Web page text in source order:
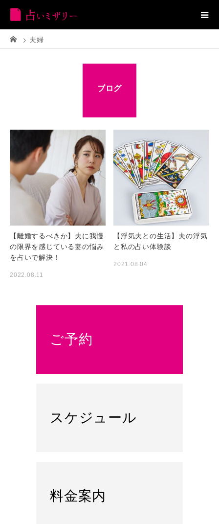
夫婦
ブログ
【離婚するべきか】夫に我慢
の限界を感じている妻の悩み
を占いで解決！
2022.08.11
【浮気夫との生活】夫の浮気
と私の占い体験談
2021.08.04
ご予約
スケジュール
料金案内